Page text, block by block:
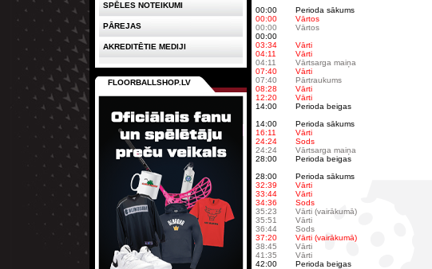
00:00 Perioda sākums
00:00
Vārtos
00:00
Vārtos
00:00
03:34
Vārti
04:11
Vārti
04:11
Vārtsarga maiņa
07:40
Vārti
07:40
Pārtraukums
08:28
Vārti
12:20
Vārti
14:00
Perioda beigas
14:00
Perioda sākums
16:11
Vārti
24:24
Sods
24:24
Vārtsarga maiņa
28:00
Perioda beigas
28:00
Perioda sākums
32:39
Vārti
33:44
Vārti
34:36
Sods
35:23
Vārti (vairākumā)
35:51
Vārti
36:44
Sods
37:20
Vārti (vairākumā)
38:45
Vārti
41:35
Vārti
42:00
Perioda beigas
SPĒLES NOTEIKUMI
PĀREJAS
AKREDITĒTIE MEDIJI
FLOORBALLSHOP.LV